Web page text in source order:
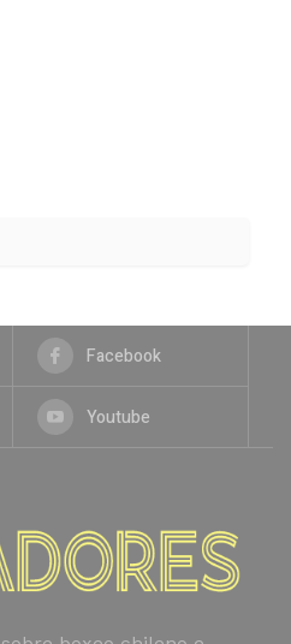
Facebook
Youtube